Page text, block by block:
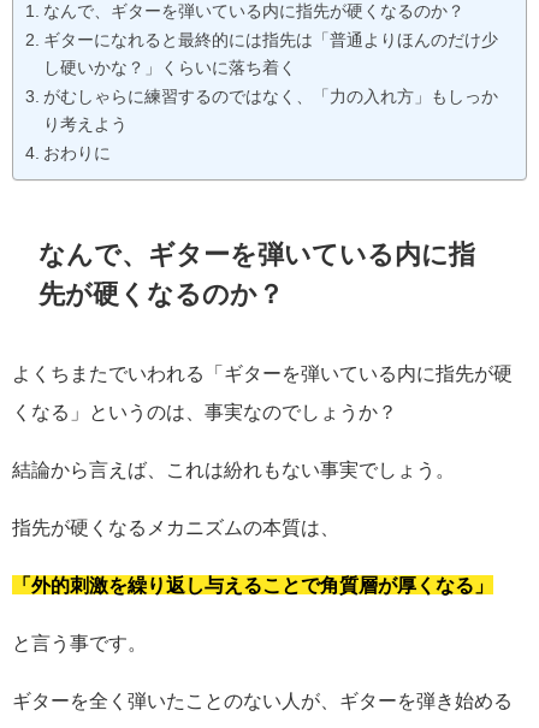
なんで、ギターを弾いている内に指先が硬くなるのか？
ギターになれると最終的には指先は「普通よりほんのだけ少
し硬いかな？」くらいに落ち着く
がむしゃらに練習するのではなく、「力の入れ方」もしっか
り考えよう
おわりに
なんで、ギターを弾いている内に指
先が硬くなるのか？
よくちまたでいわれる「ギターを弾いている内に指先が硬
くなる」というのは、事実なのでしょうか？
結論から言えば、これは紛れもない事実でしょう。
指先が硬くなるメカニズムの本質は、
「外的刺激を繰り返し与えることで角質層が厚くなる」
と言う事です。
ギターを全く弾いたことのない人が、ギターを弾き始める